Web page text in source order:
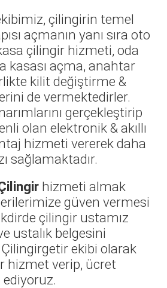
çilingirin temel
açmanın yanı sıra oto
çilingir hizmeti, oda
kasası açma, anahtar
kilit değiştirme &
de vermektedirler.
gerçekleştirip
olan elektronik & akıllı
hizmeti vererek daha
sağlamaktadır.
hizmeti almak
güven vermesi
çilingir ustamız
ustalık belgesini
ekibi olarak
hizmet verip, ücret
ediyoruz.